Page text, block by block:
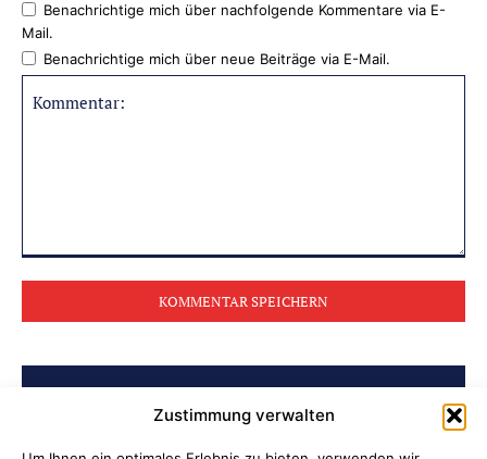
Zustimmung verwalten
Benachrichtige mich über nachfolgende Kommentare via E-
Mail.
Benachrichtige mich über neue Beiträge via E-Mail.
BELIEBTE BEITRÄGE